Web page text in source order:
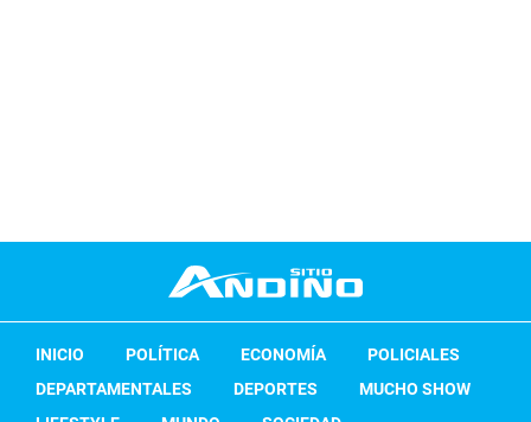
INICIO POLÍTICA ECONOMÍA
POLICIALES
DEPARTAMENTALES
DEPORTES
MUCHO SHOW